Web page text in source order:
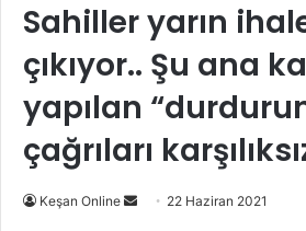
Sahiller yarın
çıkıyor.. Şu ana
yapılan
çağrıları
Keşan Online
Bir
22 Haziran 2021